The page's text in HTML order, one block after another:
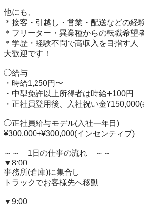
他にも、
＊接客・引越し・営業・配送などの経
＊フリーター・異業種からの転職希望
＊学歴・経験不問で高収入を目指す人
大歓迎です！
◯給与
・時給1,250円〜
・中型免許以上所得者は時給➕100円
・正社員登用後、入社祝い金
◯正社員給与モデル(入社一年目)
¥300,000+¥300,000(インセンティブ)
～～　1日の仕事の流れ　～～
▼8:00
事務所(倉庫)に集合し
トラックでお客様先へ移動
▼9:00